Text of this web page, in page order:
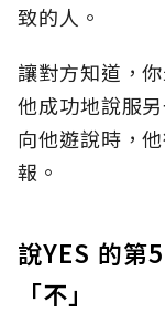
致的人。
讓對方知道，
他成功地說服
向他遊說時，
報。
說YES 的第
「不」